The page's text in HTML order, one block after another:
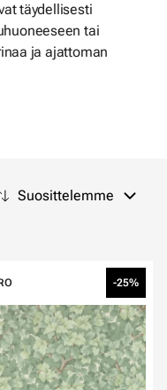
täydellisesti
tai
ja ajattoman
Suosittelemme
-25%